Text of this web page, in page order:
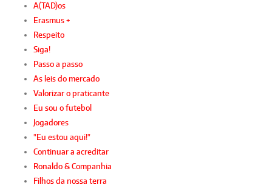
A(TAD)os
Erasmus +
Respeito
Siga!
Passo a passo
As leis do mercado
Valorizar o praticante
Eu sou o futebol
Jogadores
"Eu estou aqui!"
Continuar a acreditar
Ronaldo & Companhia
Filhos da nossa terra